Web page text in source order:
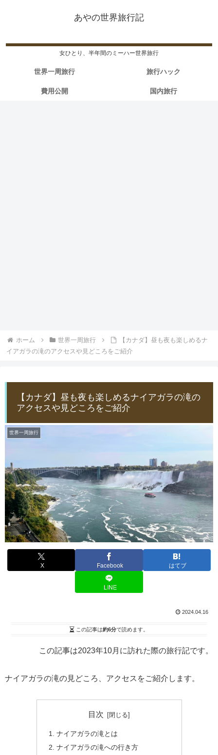
あやの世界旅行記
女ひとり、半年間のミーハー世界旅行
世界一周旅行 旅行ハック
費用公開 国内旅行
ホーム 世界一周旅行
【カナダ】昼も夜も楽しめるナ
イアガラの滝のアクセスや見どころをご紹介
【カナダ】昼も夜も楽しめるナイアガラの滝の
アクセスや見どころをご紹介
世界一周旅行
X Facebook はてブ
LINE
2024.04.16
この記事は約6分で読めます。
この記事は2023年10月に訪れた際の旅行記です。
ナイアガラの滝の見どころ、アクセスをご紹介します。
目次
ナイアガラの滝とは
ナイアガラの滝への行き方